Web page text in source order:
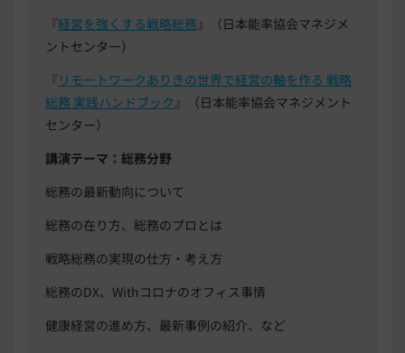
『経営を強くする戦略総務 』（日本能率協会マネジメ
ントセンター）
『リモートワークありきの世界で経営の軸を作る 戦略
総務 実践ハンドブック 』（日本能率協会マネジメント
センター）
講演テーマ：総務分野
総務の最新動向について
総務の在り方、総務のプロとは
戦略総務の実現の仕方・考え方
総務のDX、 With コロナのオフィス事情
健康経営の進め方、最新事例の紹介、など